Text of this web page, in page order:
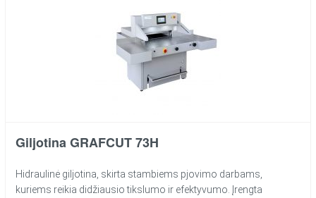
Giljotina GRAFCUT 73H
Hidraulinė giljotina, skirta stambiems pjovimo darbams,
kuriems reikia didžiausio tikslumo ir efektyvumo. Įrengta